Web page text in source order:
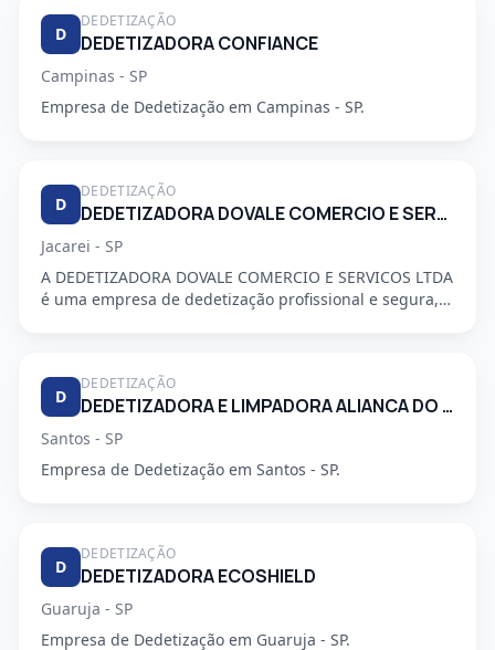
D
DEDETIZAÇÃO
DEDETIZADORA CONFIANCE
Campinas - SP
Empresa de Dedetização em Campinas - SP.
D
DEDETIZAÇÃO
DEDETIZADORA DOVALE COMERCIO E SERVICO LTDA
Jacarei - SP
A DEDETIZADORA DOVALE COMERCIO E SERVICOS LTDA
é uma empresa de dedetização profissional e segura,
D
DEDETIZAÇÃO
DEDETIZADORA E LIMPADORA ALIANCA DO LITORAL LTDA
Santos - SP
Empresa de Dedetização em Santos - SP.
D
DEDETIZAÇÃO
DEDETIZADORA ECOSHIELD
Guaruja - SP
Empresa de Dedetização em Guaruja - SP.